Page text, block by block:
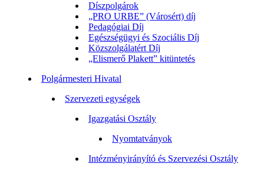
Díszpolgárok
„PRO URBE” (Városért) díj
Pedagógiai Díj
Egészségügyi és Szociális Díj
Közszolgálatért Díj
„Elismerő Plakett” kitüntetés
Polgármesteri Hivatal
Szervezeti egységek
Igazgatási Osztály
Nyomtatványok
Intézményirányító és Szervezési Osztály